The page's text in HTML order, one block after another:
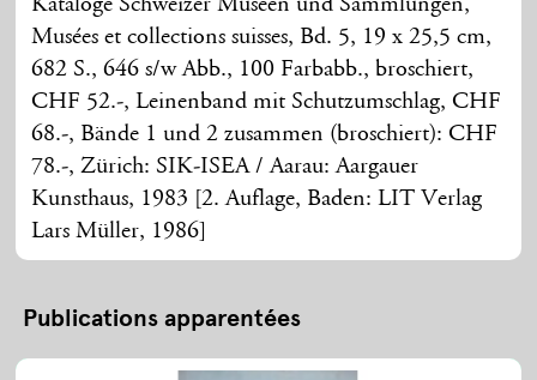
Musées et collections suisses, Bd. 5, 19 x 25,5 cm,
682 S., 646 s/w Abb., 100 Farbabb., broschiert,
CHF 52.-, Leinenband mit Schutzumschlag, CHF
68.-, Bände 1 und 2 zusammen (broschiert): CHF
78.-, Zürich: SIK-ISEA / Aarau: Aargauer
Kunsthaus, 1983 [2. Auflage, Baden: LIT Verlag
Lars Müller, 1986]
Publications apparentées